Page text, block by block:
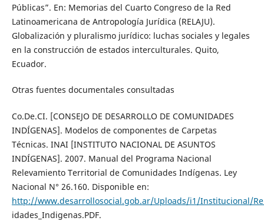
Públicas”. En: Memorias del Cuarto Congreso de la Red
Latinoamericana de Antropología Jurídica (RELAJU).
Globalización y pluralismo jurídico: luchas sociales y legales
en la construcción de estados interculturales. Quito,
Ecuador.
Otras fuentes documentales consultadas
Co.De.CI. [CONSEJO DE DESARROLLO DE COMUNIDADES
INDÍGENAS]. Modelos de componentes de Carpetas
Técnicas. INAI [INSTITUTO NACIONAL DE ASUNTOS
INDÍGENAS]. 2007. Manual del Programa Nacional
Relevamiento Territorial de Comunidades Indígenas. Ley
Nacional N° 26.160. Disponible en:
http://www.desarrollosocial.gob.ar/Uploads/i1/Institucional/
idades_Indigenas.PDF.